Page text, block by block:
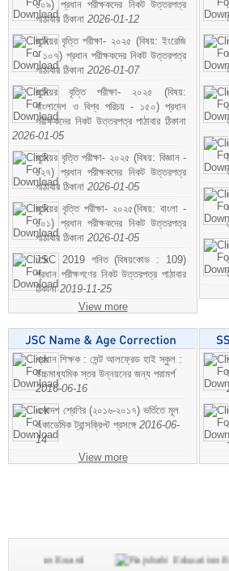
১০৯) প্রধান পরীক্ষকদের নিকট উত্তরপত্র
পাঠাবার ঠিকানা 2026-01-12
জুনিয়র বৃত্তি পরীক্ষা- ২০২৫ (বিষয়: ইংরেজি
- ১০৭) প্রধান পরীক্ষকদের নিকট উত্তরপত্র
পাঠাবার ঠিকানা 2026-01-07
জুনিয়র বৃত্তি পরীক্ষা- ২০২৫ (বিষয়:
বাংলাদেশ ও বিশ্ব পরিচয় - ১৫০) প্রধান
পরীক্ষকদের নিকট উত্তরপত্র পাঠাবার ঠিকানা
2026-01-05
জুনিয়র বৃত্তি পরীক্ষা- ২০২৫ (বিষয়: বিজ্ঞান -
১২৭) প্রধান পরীক্ষকদের নিকট উত্তরপত্র
পাঠাবার ঠিকানা 2026-01-05
জুনিয়র বৃত্তি পরীক্ষা- ২০২৫(বিষয়: বাংলা -
১০১) প্রধান পরীক্ষকদের নিকট উত্তরপত্র
পাঠাবার ঠিকানা 2026-01-05
JSC 2019 গনিত (বিষয়কোড : 109)
প্রধান পরীক্ষগণের নিকট উত্তরপত্র পাঠাবার
ঠিকানা2019-11-25
View more
প্রধান শিক্ষক : সেন্ট আলফ্রেড হাই স্কুল :
উচ্চমাধ্যমিক স্তর উন্নয়নের জন্য পরামর্শ
2016-06-16
একাদশ শ্রেণির (২০১৬-২০১৭) ভর্তিতে মূল
একাডেমিক ট্রান্সক্রিপ্ট প্রসঙ্গে 2016-06-
14
View more